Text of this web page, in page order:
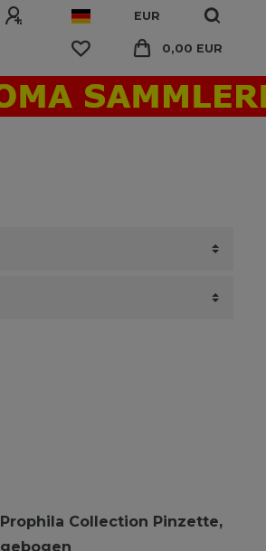
EUR
0,00 EUR
Prophila Collection Pinzette,
gebogen